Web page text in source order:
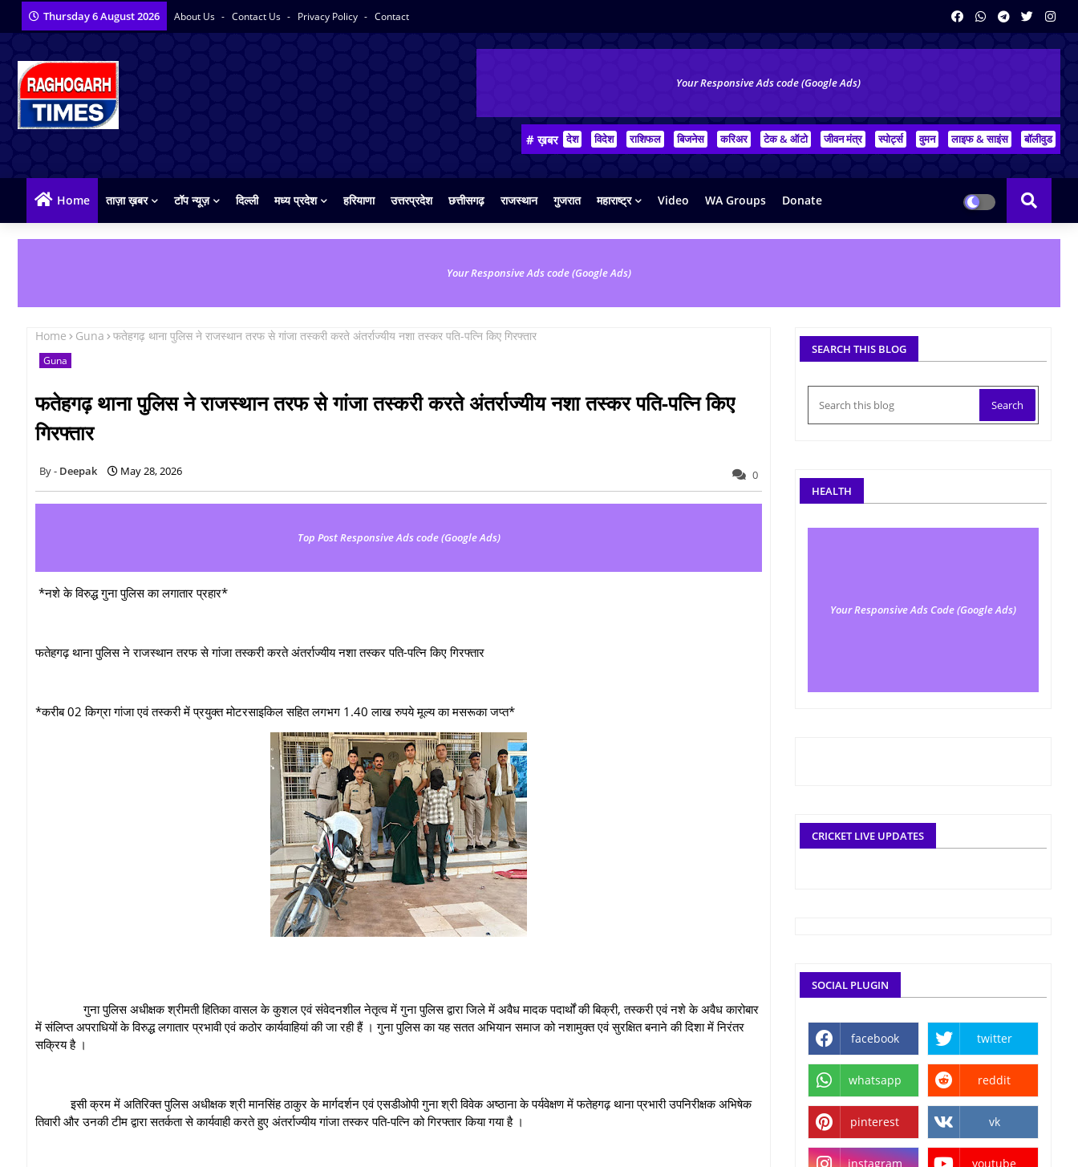
Thursday 6 August 2026 About Us Contact Us Privacy Policy Contact
Your Responsive Ads code (Google Ads)
# ख़बर देश विदेश राशिफल बिजनेस करिअर टेक & ऑटो जीवन मंत्र स्पोर्ट्स वुमन लाइफ & साइंस बॉलीवुड
Home ताज़ा ख़बर टॉप न्यूज़ दिल्ली मध्य प्रदेश हरियाणा उत्तरप्रदेश छत्तीसगढ़ राजस्थान गुजरात महाराष्ट्र Video WA Groups Donate
Your Responsive Ads code (Google Ads)
Home Guna फतेहगढ़ थाना पुलिस ने राजस्थान तरफ से गांजा तस्करी करते अंतर्राज्यीय नशा तस्कर पति-पत्नि किए गिरफ्तार
Guna
फतेहगढ़ थाना पुलिस ने राजस्थान तरफ से गांजा तस्करी करते अंतर्राज्यीय नशा तस्कर पति-पत्नि किए
गिरफ्तार
Deepak May 28, 2026 0
Top Post Responsive Ads code (Google Ads)
*नशे के विरुद्ध गुना पुलिस का लगातार प्रहार*
फतेहगढ़ थाना पुलिस ने राजस्थान तरफ से गांजा तस्करी करते अंतर्राज्यीय नशा तस्कर पति-पत्नि किए गिरफ्तार
*करीब 02 किग्रा गांजा एवं तस्करी में प्रयुक्त मोटरसाइकिल सहित लगभग 1.40 लाख रुपये मूल्य का मसरूका जप्त*
गुना पुलिस अधीक्षक श्रीमती हितिका वासल के कुशल एवं संवेदनशील नेतृत्व में गुना पुलिस द्वारा जिले में अवैध मादक पदार्थों की बिक्री, तस्करी एवं नशे के अवैध कारोबार
में संलिप्त अपराधियों के विरुद्ध लगातार प्रभावी एवं कठोर कार्यवाहियां की जा रही हैं । गुना पुलिस का यह सतत अभियान समाज को नशामुक्त एवं सुरक्षित बनाने की दिशा में निरंतर
सक्रिय है ।
इसी क्रम में अतिरिक्त पुलिस अधीक्षक श्री मानसिंह ठाकुर के मार्गदर्शन एवं एसडीओपी गुना श्री विवेक अष्ठाना के पर्यवेक्षण में फतेहगढ़ थाना प्रभारी उपनिरीक्षक अभिषेक
तिवारी और उनकी टीम द्वारा सतर्कता से कार्यवाही करते हुए अंतर्राज्यीय गांजा तस्कर पति-पत्नि को गिरफ्तार किया गया है ।
SEARCH THIS BLOG
HEALTH
Your Responsive Ads Code (Google Ads)
CRICKET LIVE UPDATES
SOCIAL PLUGIN
facebook twitter
whatsapp reddit
pinterest vk
instagram youtube